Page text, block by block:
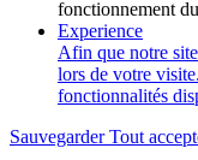
fonctionnement
Experience
Afin que notre
lors de votre
fonctionnalités
SauvegarderTout